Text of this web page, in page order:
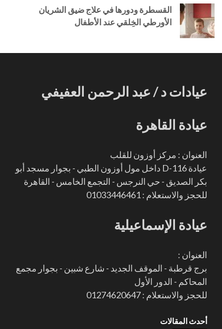
القسطرة ودورها في علاج ضيق الشريان
الأورطي الخِلقي عند الأطفال
عيادات د / عبد الرحمن العفيفي
عيادة القاهرة
العنوان : مركز أوزون للقلب
عيادة D-116 داخل مول أوزون الطبي - بجوار مسجد أبو
بكر الصديق - حي النرجس - التجمع الخامس - القاهرة
للحجز والاستعلام : 01033446461
عيادة الإسماعيلية
العنوان :
برج قرطبة - الموقف الجديد - شارع شبين - بجوار مجمع
المحاكم - الدور الأول
للحجز والاستعلام : 01274620647
أحدث المقالات